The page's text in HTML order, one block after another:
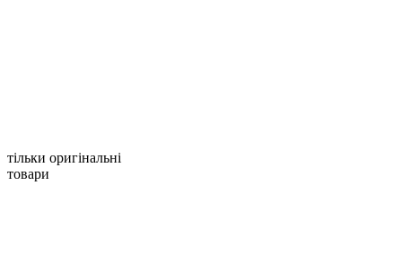
тільки оригінальні
товари